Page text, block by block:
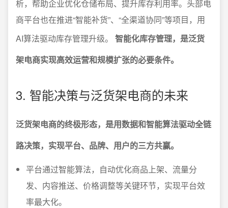
析，帮助企业优化仓储布局、提升库存利用率。头部电
商平台也在推进“智能补货”、“全渠道协同”等项目，用
AI算法驱动库存管理升级。 智能化库存管理，是泛货
架电商实现高效运营和规模扩张的必要条件。
3. 智能决策与泛货架电商的未来
泛货架电商的终极形态，是用数据和智能算法驱动全链
路决策，实现平台、品牌、用户的三方共赢。
平台通过智能算法，自动优化商品上架、流量分
发、内容推送、价格调整等关键环节，实现平台效
率最大化。